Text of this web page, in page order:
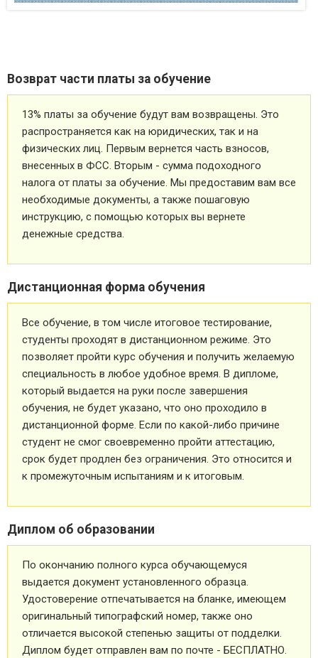
Возврат части платы за обучение
13% платы за обучение будут вам возвращены. Это
распространяется как на юридических, так и на
физических лиц. Первым вернется часть взносов,
внесенных в ФСС. Вторым - сумма подоходного
налога от платы за обучение. Мы предоставим вам все
необходимые документы, а также пошаговую
инструкцию, с помощью которых вы вернете
денежные средства.
Дистанционная форма обучения
Все обучение, в том числе итоговое тестирование,
студенты проходят в дистанционном режиме. Это
позволяет пройти курс обучения и получить желаемую
специальность в любое удобное время. В дипломе,
который выдается на руки после завершения
обучения, не будет указано, что оно проходило в
дистанционной форме. Если по какой-либо причине
студент не смог своевременно пройти аттестацию,
срок будет продлен без ограничения. Это относится и
к промежуточным испытаниям и к итоговым.
Диплом об образовании
По окончанию полного курса обучающемуся
выдается документ установленного образца.
Удостоверение отпечатывается на бланке, имеющем
оригинальный типографский номер, также оно
отличается высокой степенью защиты от подделки.
Диплом будет отправлен вам по почте - БЕСПЛАТНО.